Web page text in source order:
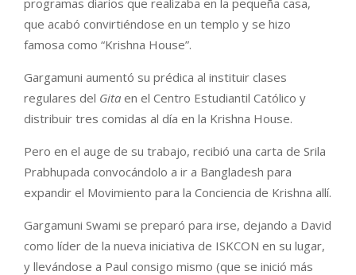
que acabó convirtiéndose en un templo y se hizo
famosa como “Krishna House”.
Gargamuni aumentó su prédica al instituir clases
regulares del Gita en el Centro Estudiantil Católico y
distribuir tres comidas al día en la Krishna House.
Pero en el auge de su trabajo, recibió una carta de Srila
Prabhupada convocándolo a ir a Bangladesh para
expandir el Movimiento para la Conciencia de Krishna allí.
Gargamuni Swami se preparó para irse, dejando a David
como líder de la nueva iniciativa de ISKCON en su lugar,
y llevándose a Paul consigo mismo (que se inició más